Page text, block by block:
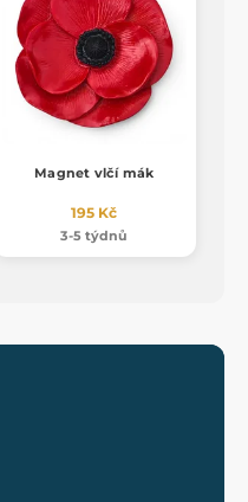
Magnet vlčí mák
195 Kč
3-5 týdnů